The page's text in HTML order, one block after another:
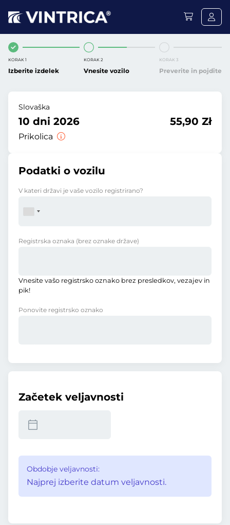
KORAK 1
Izberite izdelek
KORAK 2
Vnesite vozilo
KORAK 3
Preverite in pojdite
Slovaška
10 dni 2026
Prikolica
55,90 Zł
Podatki o vozilu
V kateri državi je vaše vozilo registrirano?
Registrska oznaka (brez oznake države)
Vnesite vašo registrsko oznako brez presledkov, vezajev in
pik!
Ponovite registrsko oznako
Začetek veljavnosti
Obdobje veljavnosti:
Najprej izberite datum veljavnosti.